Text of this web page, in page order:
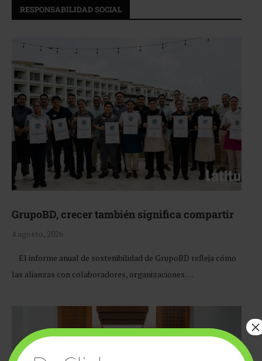
RESPONSABILIDAD SOCIAL
GrupoBD, crecer también significa compartir
4 agosto, 2026
El informe anual de sostenibilidad de GrupoBD refleja cómo
las alianzas con colaboradores, organizaciones …
×